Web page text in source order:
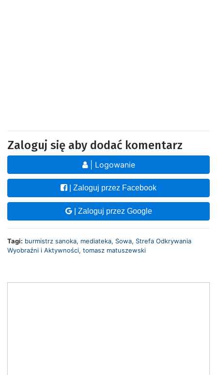
Zaloguj się aby dodać komentarz
| Logowanie
| Zaloguj przez Facebook
| Zaloguj przez Google
Tagi: burmistrz sanoka, mediateka, Sowa, Strefa Odkrywania
Wyobraźni i Aktywności, tomasz matuszewski